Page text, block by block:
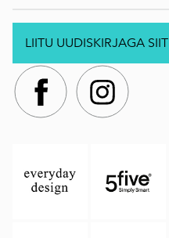
LIITU UUDISKIRJAGA SIIT